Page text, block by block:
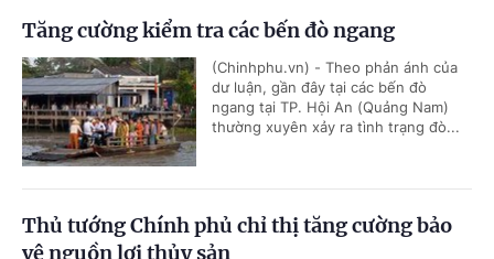
Tăng cường kiểm tra các bến đò ngang
(Chinhphu.vn) - Theo phản ánh của
dư luận, gần đây tại các bến đò
ngang tại TP. Hội An (Quảng Nam)
thường xuyên xảy ra tình trạng đò...
Thủ tướng Chính phủ chỉ thị tăng cường bảo
vệ nguồn lợi thủy sản